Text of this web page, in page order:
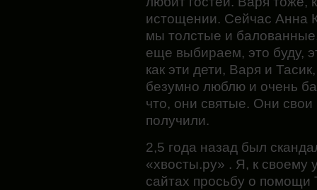
истощении. Сейчас Анна
мы толстые и
еще выбираем, это буду,
как эти дети, Варя и
безумно люблю и очень
что, они святые. Они
получили.
2,5 года назад был
«хвосты.ру» . Я, к своему
сайтах просьбу о помощи